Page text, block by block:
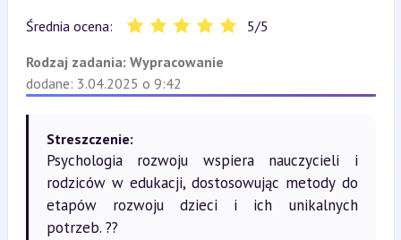
Średnia ocena: 5/5
Rodzaj zadania: Wypracowanie
dodane: 3.04.2025 o 9:42
Streszczenie:
Psychologia rozwoju wspiera nauczycieli i
rodziców w edukacji, dostosowując metody do
etapów rozwoju dzieci i ich unikalnych
potrzeb. ??